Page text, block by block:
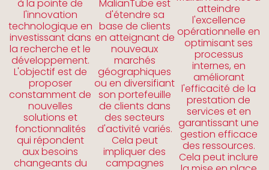
à la pointe de
l'innovation
technologique en
investissant dans
la recherche et le
développement.
L'objectif est de
proposer
constamment de
nouvelles
solutions et
fonctionnalités
qui répondent
aux besoins
changeants du
MalianTube est
d'étendre sa
base de clients
en atteignant de
nouveaux
marchés
géographiques
ou en diversifiant
son portefeuille
de clients dans
des secteurs
d'activité variés.
Cela peut
impliquer des
campagnes
atteindre
l'excellence
opérationnelle en
optimisant ses
processus
internes, en
améliorant
l'efficacité de la
prestation de
services et en
garantissant une
gestion efficace
des ressources.
Cela peut inclure